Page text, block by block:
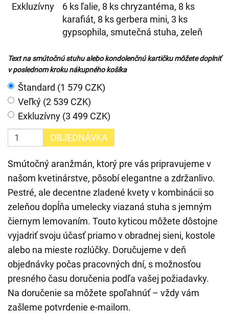
Exkluzívny
6 ks ľalie, 8 ks chryzantéma, 8 ks
karafiát, 8 ks gerbera mini, 3 ks
gypsophila, smutečná stuha, zeleň
Text na smútočnú stuhu alebo kondolenčnú kartičku môžete doplniť
v poslednom kroku nákupného košíka
Štandard (1 579 CZK)
Veľký (2 539 CZK)
Exkluzívny (3 499 CZK)
OBJEDNÁVKA
Smútočný aranžmán, ktorý pre vás pripravujeme v
našom kvetinárstve, pôsobí elegantne a zdržanlivo.
Pestré, ale decentne zladené kvety v kombinácii so
zeleňou dopĺňa umelecky viazaná stuha s jemným
čiernym lemovaním. Touto kyticou môžete dôstojne
vyjadriť svoju účasť priamo v obradnej sieni, kostole
alebo na mieste rozlúčky. Doručujeme v deň
objednávky počas pracovných dní, s možnosťou
presného času doručenia podľa vašej požiadavky.
Na doručenie sa môžete spoľahnúť – vždy vám
zašleme potvrdenie e-mailom.